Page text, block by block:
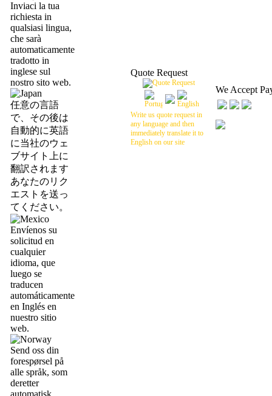
Inviaci la tua
richiesta in
qualsiasi lingua,
che sarà
automaticamente
tradotto in
inglese sul
nostro sito web.
任意の言語
で、その後は
自動的に英語
に当社のウェ
ブサイト上に
翻訳されます
あなたのリク
エストを送っ
てください。
Envíenos su
solicitud en
cualquier
idioma, que
luego se
traducen
automáticamente
en Inglés en
nuestro sitio
web.
Send oss din
forespørsel på
alle språk, som
deretter
automatisk
Quote Request
Write us quote request in
any language and then
immediately translate it to
English on our site
We Accept